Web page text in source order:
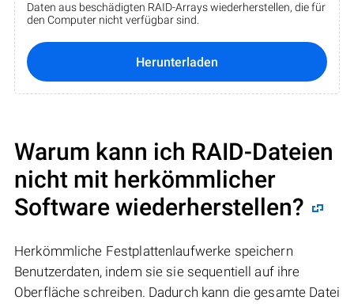
Daten aus beschädigten RAID-Arrays wiederherstellen, die für
den Computer nicht verfügbar sind.
Herunterladen
Warum kann ich RAID-Dateien
nicht mit herkömmlicher
Software wiederherstellen?
Herkömmliche Festplattenlaufwerke speichern
Benutzerdaten, indem sie sie sequentiell auf ihre
Oberfläche schreiben. Dadurch kann die gesamte Datei